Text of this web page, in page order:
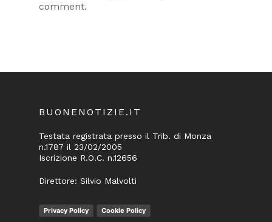
comment.
BUONENOTIZIE.IT
Testata registrata presso il Trib. di Monza
n.1787 il 23/02/2005
Iscrizione R.O.C. n.12656
Direttore: Silvio Malvolti
Privacy Policy Cookie Policy